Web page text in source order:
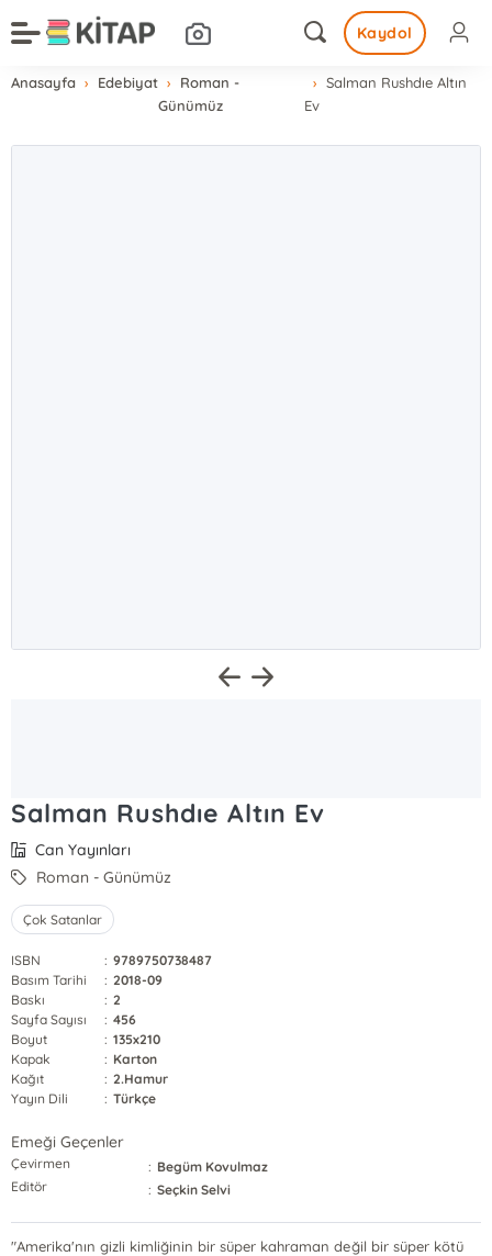
Kaydol
Anasayfa Edebiyat
Roman -
Günümüz
Salman Rushdıe Altın
Ev
Salman Rushdıe Altın Ev
Can Yayınları
Roman - Günümüz
Çok Satanlar
ISBN : 9789750738487
Basım Tarihi
: 2018-09
Baskı
: 2
Sayfa Sayısı
: 456
Boyut
: 135x210
Kapak
: Karton
Kağıt
: 2.Hamur
Yayın Dili
: Türkçe
Emeği Geçenler
Çevirmen : Begüm Kovulmaz
Editör
: Seçkin Selvi
"Amerika'nın gizli kimliğinin bir süper kahraman değil bir süper kötü